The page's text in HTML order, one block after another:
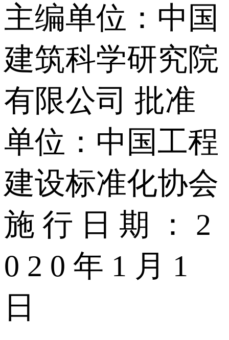
主编单位：中国
建筑科学研究院
有限公司 批准
单位：中国工程
建设标准化协会
施 行 日 期 ： 2
0 2 0 年 1 月 1
日